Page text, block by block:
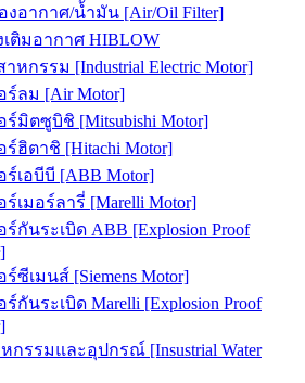
งอากาศ/น้ำมัน [Air/Oil Filter]
เติมอากาศ HIBLOW
หกรรม [Industrial Electric Motor]
ร์ลม [Air Motor]
ร์มิตซูบิชิ [Mitsubishi Motor]
ร์ฮิตาชิ [Hitachi Motor]
ร์เอบีบี [ABB Motor]
ร์เมอร์ลารี่ [Marelli Motor]
ร์กันระเบิด ABB [Explosion Proof
ร์ซีเมนส์ [Siemens Motor]
ร์กันระเบิด Marelli [Explosion Proof
กรรมและอุปกรณ์ [Insustrial Water